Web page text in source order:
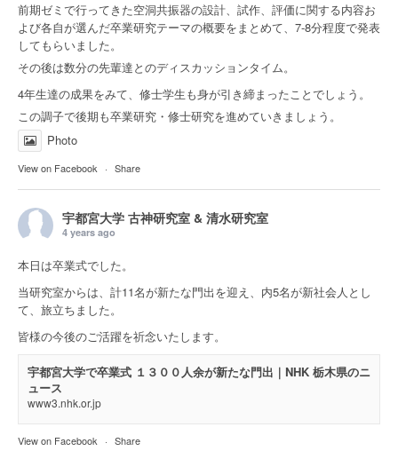
前期ゼミで行ってきた空洞共振器の設計、試作、評価に関する内容お
よび各自が選んだ卒業研究テーマの概要をまとめて、7-8分程度で発表
してもらいました。
その後は数分の先輩達とのディスカッションタイム。
4年生達の成果をみて、修士学生も身が引き締まったことでしょう。
この調子で後期も卒業研究・修士研究を進めていきましょう。
Photo
View on Facebook · Share
宇都宮大学 古神研究室 & 清水研究室
4 years ago
本日は卒業式でした。
当研究室からは、計11名が新たな門出を迎え、内5名が新社会人とし
て、旅立ちました。
皆様の今後のご活躍を祈念いたします。
宇都宮大学で卒業式 １３００人余が新たな門出｜NHK 栃木県のニ
ュース
www3.nhk.or.jp
View on Facebook · Share